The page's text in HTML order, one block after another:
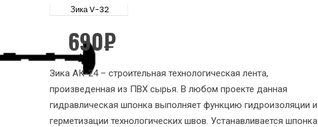
Зика V-32
690₽
Зика АК-24 – строительная технологическая лента,
произведенная из ПВХ сырья. В любом проекте данная
гидравлическая шпонка выполняет функцию гидроизоляции и
герметизации технологических швов. Устанавливается шпонка